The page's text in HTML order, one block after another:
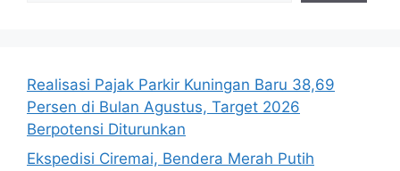
Realisasi Pajak Parkir Kuningan Baru 38,69
Persen di Bulan Agustus, Target 2026
Berpotensi Diturunkan
Ekspedisi Ciremai, Bendera Merah Putih